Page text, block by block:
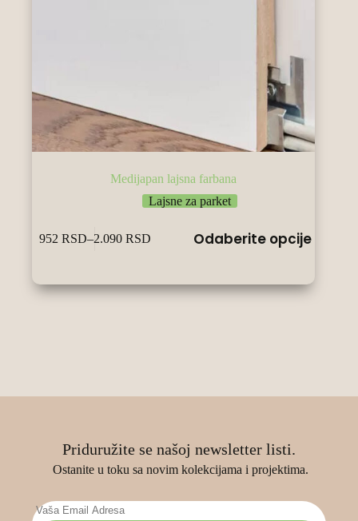
Medijapan lajsna farbana
Lajsne za parket
952 RSD–2.090 RSD
Raspon
952 RSD
Odaberite opcije
производ
варијанти.
Опције
Priduružite se našoj newsletter listi.
Ostanite u toku sa novim kolekcijama i projektima.